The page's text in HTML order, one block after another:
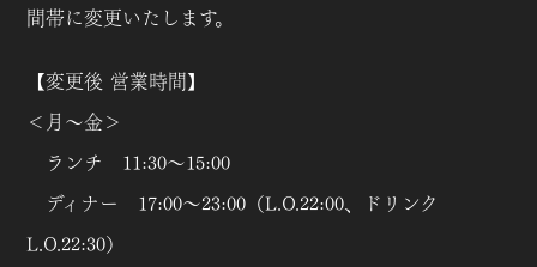
間帯に変更いたします。
【変更後 営業時間】
＜月～金＞
ランチ 11:30～15:00
ディナー 17:00～23:00（L.O.22:00、ドリンク
L.O.22:30）